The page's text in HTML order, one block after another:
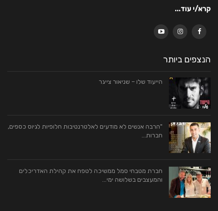
קרא/י עוד...
הנצפים ביותר
הייעוד שלו – שניאור צייגר
"הרבה אנשים לא מודעים לאלטרנטיבות חלופיות לגיוס כספים,
חברות…
חברת מטבחי סמל ממשיכה לטפח את קהילת האדריכלים
והמעצבים בשלושה ימי…